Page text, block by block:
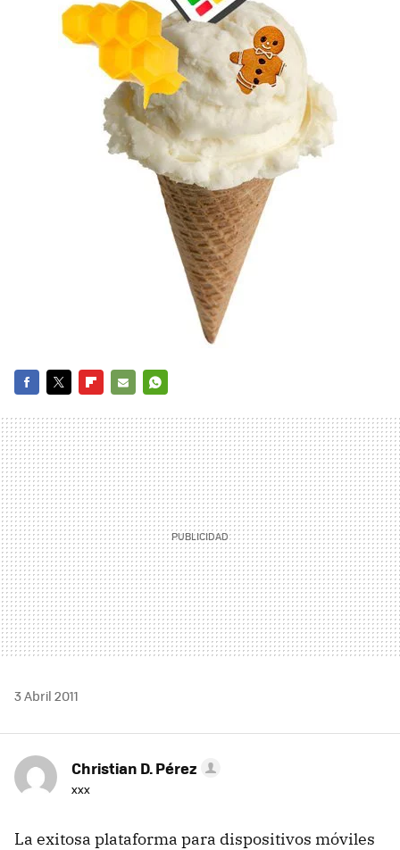
MAIL
3 Abril 2011
Christian D. Pérez
xxx
La exitosa plataforma para dispositivos móviles